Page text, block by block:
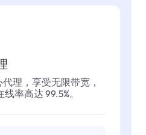
理，享受无限带宽，
率高达 99.5%。